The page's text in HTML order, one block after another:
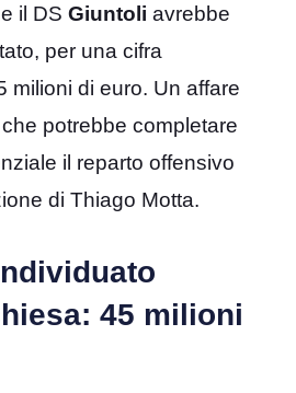
il DS Giuntoli avrebbe
per una cifra
milioni di euro. Un affare
potrebbe completare
il reparto offensivo
di Thiago Motta.
45 milioni